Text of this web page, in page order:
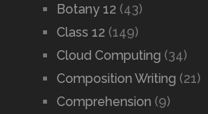
Botany 12 (43)
Class 12 (149)
Cloud Computing (34)
Composition Writing (21)
Comprehension (9)